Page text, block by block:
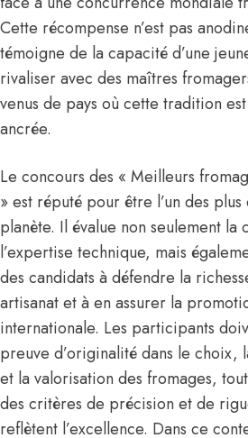
Cette récompense n’est pas
témoigne de la capacité d’une
rivaliser avec des maîtres
venus de pays où cette tradition
ancrée.
Le concours des « Meilleurs
» est réputé pour être l’un des
planète. Il évalue non seulement la
l’expertise technique, mais
des candidats à défendre la
artisanat et à en assurer la
internationale. Les participants
preuve d’originalité dans le choix,
et la valorisation des fromages,
des critères de précision et de
reflètent l’excellence. Dans ce